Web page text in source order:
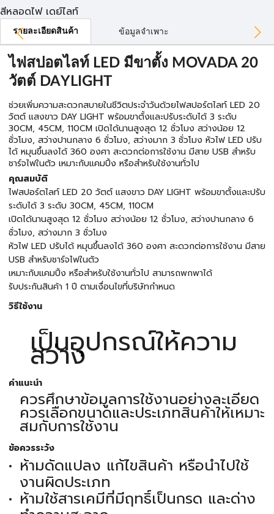
สีหลอดไฟ เดย์ไลท์
รายละเอียดสินค้า ข้อมูลจำเพาะ
ไฟสปอตไลท์ LED มีขาตั้ง MOVADA 20
วัตต์ DAYLIGHT
ช่วยเพิ่มความสะดวกสบายในชีวิตประจำวันด้วยไฟสปอร์ตไลท์ LED 20
วัตต์ แสงขาว DAY LIGHT พร้อมขาตั้งและปรับระดับได้ 3 ระดับ
30CM, 45CM, 110CM เปิดได้นานสูงสุด 12 ชั่วโมง สว่างน้อย 12
ชั่วโมง, สว่างปานกลาง 6 ชั่วโมง, สว่างมาก 3 ชั่วโมง หัวไฟ LED ปรับ
ได้ หมุนขึ้นลงได้ 360 องศา สะดวกต่อการใช้งาน มีสาย USB สำหรับ
ชาร์จไฟในตัว เหมาะกับแคมปิ้ง หรือสำหรับใช้งานทั่วไป
คุณสมบัติ
ไฟสปอร์ตไลท์ LED 20 วัตต์ แสงขาว DAY LIGHT พร้อมขาตั้งและปรับ
ระดับได้ 3 ระดับ 30CM, 45CM, 110CM
เปิดได้นานสูงสุด 12 ชั่วโมง สว่างน้อย 12 ชั่วโมง, สว่างปานกลาง 6
ชั่วโมง, สว่างมาก 3 ชั่วโมง
หัวไฟ LED ปรับได้ หมุนขึ้นลงได้ 360 องศา สะดวกต่อการใช้งาน มีสาย
USB สำหรับชาร์จไฟในตัว
เหมาะกับแคมปิ้ง หรือสำหรับใช้งานทั่วไป สามารถพกพาได้
รับประกันสินค้า 1 ปี ตามเงื่อนไขที่บริษัทกำหนด
วิธีใช้งาน
เป็นอุปกรณ์ให้ความ
สว่าง
คำแนะนำ
ควรศึกษาข้อมูลการใช้งานอย่างละเอียด
ควรเลือกขนาดและประเภทสินค้าให้เหมาะ
สมกับการใช้งาน
ข้อควรระวัง
ห้ามดัดแปลง แก้ไขสินค้า หรือนำไปใช้
งานผิดประเภท
ห้ามใช้สารเคมีที่มีฤทธิ์เป็นกรด และด่าง